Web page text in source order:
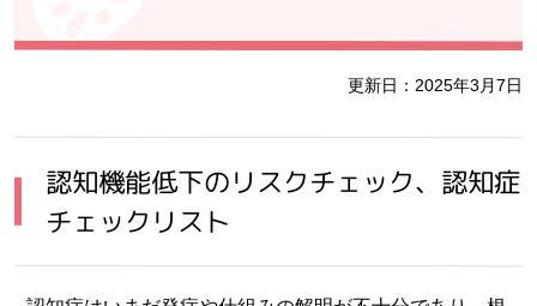
更新日：2025年3月7日
認知機能低下のリスクチェック、認知症
チェックリスト